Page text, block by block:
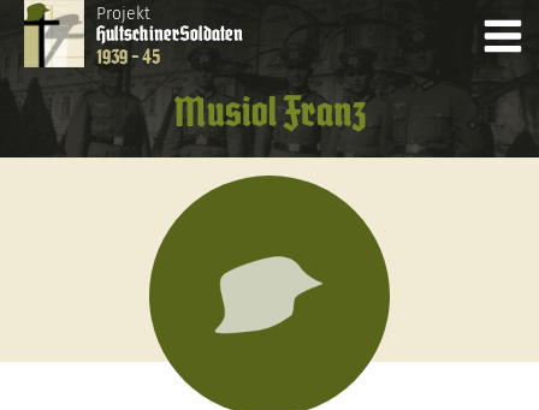
Projekt
HultschinerSoldaten
1939 - 45
Musiol Franz